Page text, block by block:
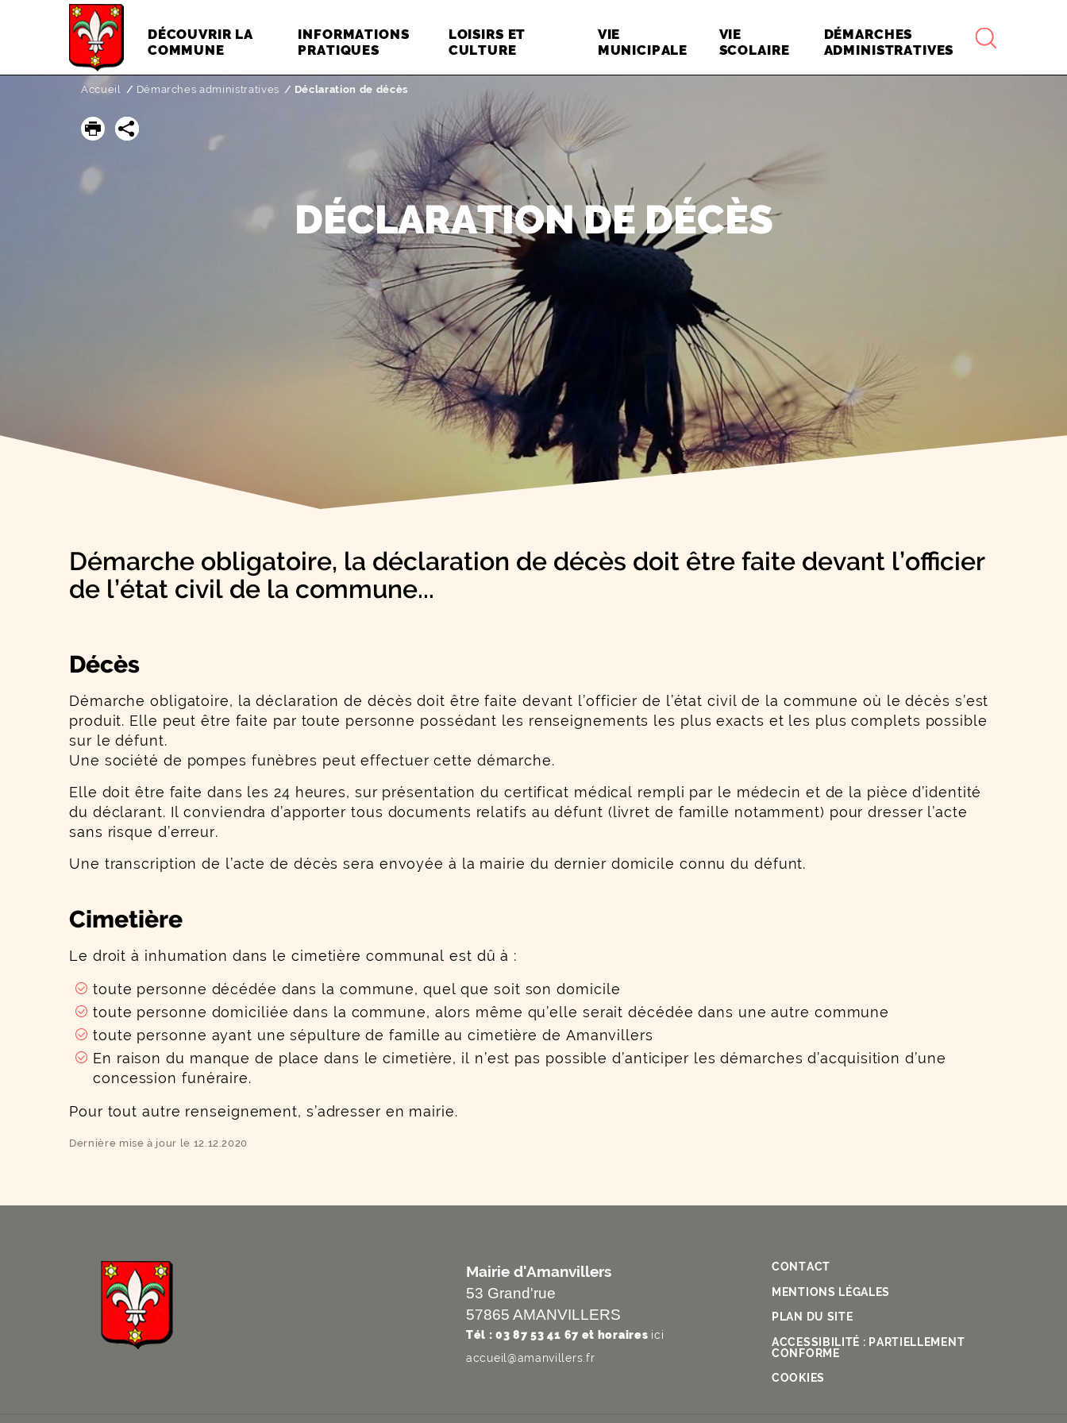
DÉCOUVRIR LA
COMMUNE
INFORMATIONS
PRATIQUES
LOISIRS ET
CULTURE
VIE
MUNICIPALE
VIE
SCOLAIRE
DÉMARCHES
ADMINISTRATIVES
Accueil Démarches administratives Page active :
Déclaration de décès
DÉCLARATION DE DÉCÈS
Démarche obligatoire, la déclaration de décès doit être faite devant l’officier
de l’état civil de la commune...
Décès
Démarche obligatoire, la déclaration de décès doit être faite devant l’officier de l’état civil de la commune où le décès s’est
produit. Elle peut être faite par toute personne possédant les renseignements les plus exacts et les plus complets possible
sur le défunt.
Une société de pompes funèbres peut effectuer cette démarche.
Elle doit être faite dans les 24 heures, sur présentation du certificat médical rempli par le médecin et de la pièce d’identité
du déclarant. Il conviendra d’apporter tous documents relatifs au défunt (livret de famille notamment) pour dresser l’acte
sans risque d’erreur.
Une transcription de l’acte de décès sera envoyée à la mairie du dernier domicile connu du défunt.
Cimetière
Le droit à inhumation dans le cimetière communal est dû à :
toute personne décédée dans la commune, quel que soit son domicile
toute personne domiciliée dans la commune, alors même qu’elle serait décédée dans une autre commune
toute personne ayant une sépulture de famille au cimetière de Amanvillers
En raison du manque de place dans le cimetière, il n’est pas possible d’anticiper les démarches d’acquisition d’une
concession funéraire.
Pour tout autre renseignement, s’adresser en mairie.
Dernière mise à jour le 12.12.2020
Mairie d'Amanvillers
53 Grand'rue
57865 AMANVILLERS
Tél : 03 87 53 41 67 et horaires ici
accueil@amanvillers.fr
CONTACT
MENTIONS LÉGALES
PLAN DU SITE
ACCESSIBILITÉ : PARTIELLEMENT
CONFORME
COOKIES